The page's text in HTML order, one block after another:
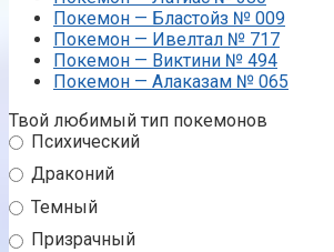
Покемон — Бластойз № 009
Покемон — Ивелтал № 717
Покемон — Виктини № 494
Покемон — Алаказам № 065
Твой любимый тип покемонов
Психический
Драконий
Темный
Призрачный